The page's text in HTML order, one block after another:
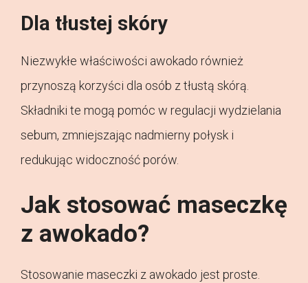
Dla tłustej skóry
Niezwykłe właściwości awokado również
przynoszą korzyści dla osób z tłustą skórą.
Składniki te mogą pomóc w regulacji wydzielania
sebum, zmniejszając nadmierny połysk i
redukując widoczność porów.
Jak stosować maseczkę
z awokado?
Stosowanie maseczki z awokado jest proste.